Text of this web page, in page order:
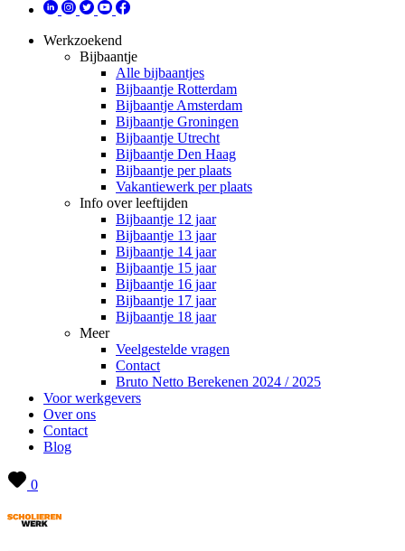
Werkzoekend
Bijbaantje
Alle bijbaantjes
Bijbaantje Rotterdam
Bijbaantje Amsterdam
Bijbaantje Groningen
Bijbaantje Utrecht
Bijbaantje Den Haag
Bijbaantje per plaats
Vakantiewerk per plaats
Info over leeftijden
Bijbaantje 12 jaar
Bijbaantje 13 jaar
Bijbaantje 14 jaar
Bijbaantje 15 jaar
Bijbaantje 16 jaar
Bijbaantje 17 jaar
Bijbaantje 18 jaar
Meer
Veelgestelde vragen
Contact
Bruto Netto Berekenen 2024 / 2025
Voor werkgevers
Over ons
Contact
Blog
0